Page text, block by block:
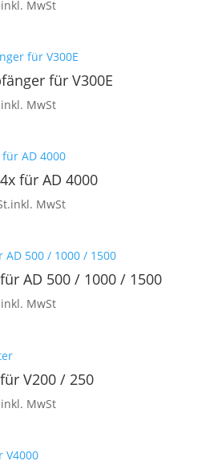
inkl. MwSt
für V300E
inkl. MwSt
für AD 4000
inkl. MwSt
AD 500 / 1000 / 1500
inkl. MwSt
V200 / 250
inkl. MwSt